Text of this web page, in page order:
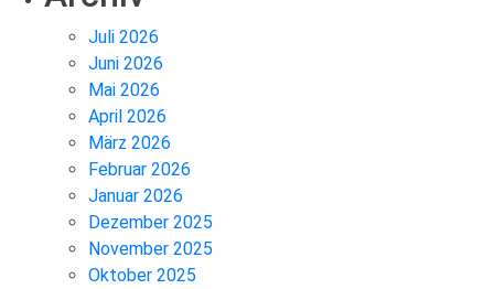
Juli 2026
Juni 2026
Mai 2026
April 2026
März 2026
Februar 2026
Januar 2026
Dezember 2025
November 2025
Oktober 2025